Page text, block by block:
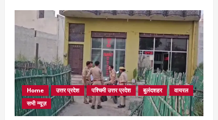
Home उत्तर प्रदेश पश्चिमी उत्तर प्रदेश बुलंदशहर
वायरल
सभी न्यूज़